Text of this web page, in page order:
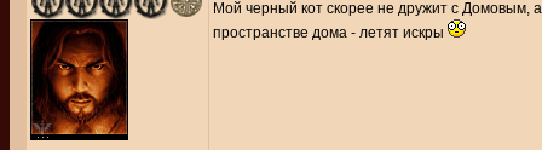
Мой черный кот скорее не дружит с Домовым,
пространстве дома - летят искры